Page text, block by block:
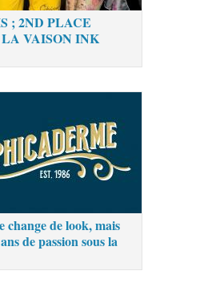
; 2ND PLACE
VAISON INK
change de look, mais
de passion sous la